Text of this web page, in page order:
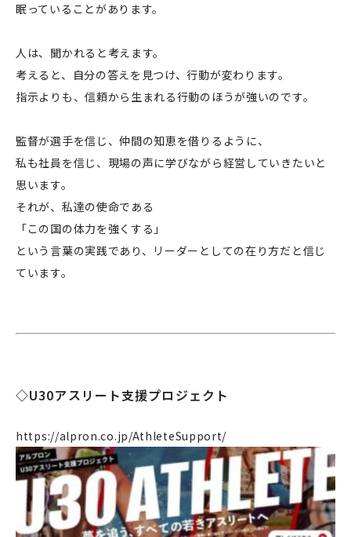
事業案内
製造・工場
社会課題への取り組み
ニュース
眠っていることがあります。
人は、聞かれると考えます。
考えると、自分の答えを見つけ、行動が変わります。
指示よりも、信頼から生まれる行動のほうが強いのです。
監督が選手を信じ、仲間の知恵を借りるように、
私も社員を信じ、現場の声に学びながら経営していきたいと
思います。
それが、私達の使命である
「この国の体力を強くする」
という言葉の実践であり、リーダーとしての在り方だと信じ
ています。
◇U30アスリート支援プロジェクト
https://alpron.co.jp/AthleteSupport/